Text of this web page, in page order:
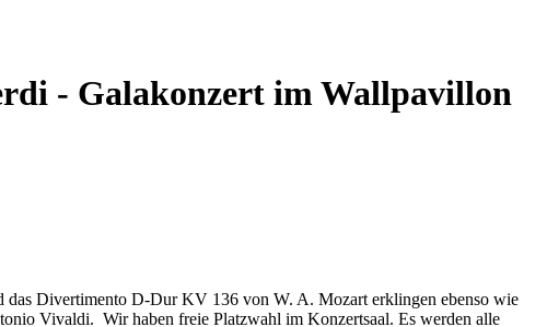
- Galakonzert im Wallpavillon
das Divertimento D-Dur KV 136 von W. A. Mozart erklingen ebenso wie
Vivaldi. Wir haben freie Platzwahl im Konzertsaal. Es werden alle